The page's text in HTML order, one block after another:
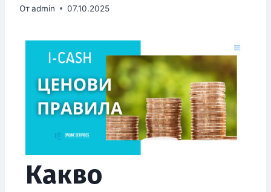
Отadmin 07.10.2025
Какво